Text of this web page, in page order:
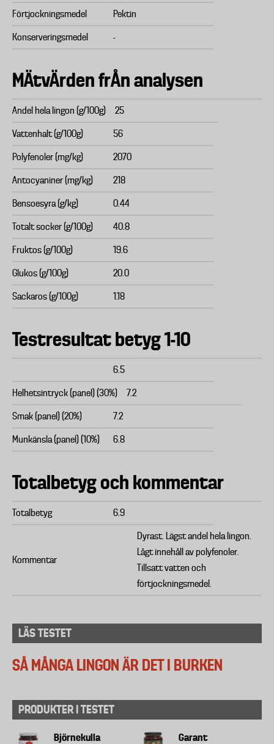
Förtjockningsmedel Pektin
Konserveringsmedel -
MÄtvÄrden frÅn analysen
Andel hela lingon (g/100g) 25
Vattenhalt (g/100g) 56
Polyfenoler (mg/kg) 2070
Antocyaniner (mg/kg) 218
Bensoesyra (g/kg) 0.44
Totalt socker (g/100g) 40.8
Fruktos (g/100g) 19.6
Glukos (g/100g) 20.0
Sackaros (g/100g) 1.18
Testresultat betyg 1-10
6.5
Helhetsintryck (panel) (30%) 7.2
Smak (panel) (20%) 7.2
Munkänsla (panel) (10%) 6.8
Totalbetyg och kommentar
Totalbetyg 6.9
Kommentar
Dyrast. Lägst andel hela lingon.
Lågt innehåll av polyfenoler.
Tillsatt vatten och
förtjockningsmedel.
LÄS TESTET
SÅ MÅNGA LINGON ÄR DET I BURKEN
PRODUKTER I TESTET
Björnekulla Garant